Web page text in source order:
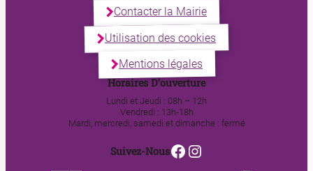
Contacter la Mairie
Utilisation des cookies
Mentions légales
Horaires D’ouverture
Lundi et Jeudi : 08h – 12h
Vendredi : 13h-18h
Mardi, mercredi, samedi et dimanche : fermé
Suivez-NousFacebook
Instagram